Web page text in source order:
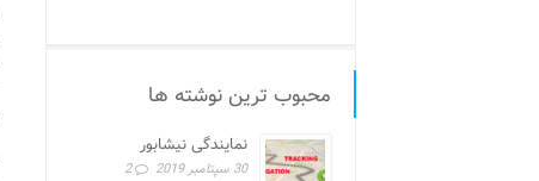
محبوب ترین نوشته ها
نمایندگی نیشابور
30 سپتامبر 2019 2